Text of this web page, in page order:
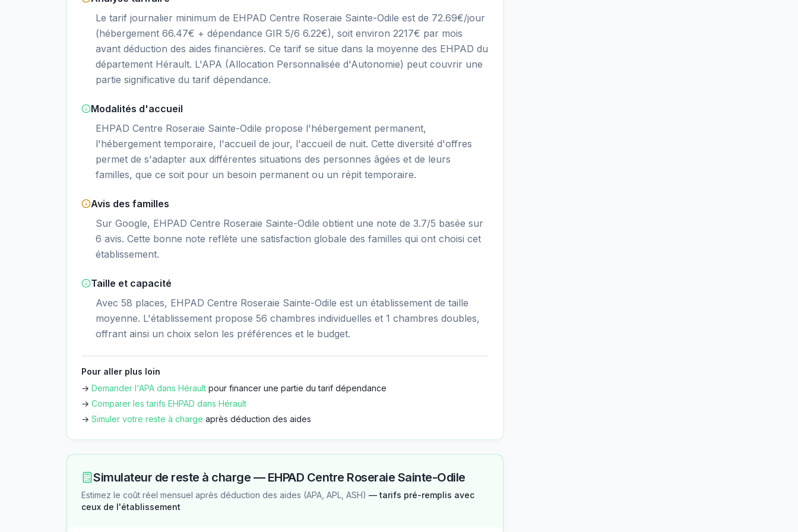
Le tarif journalier minimum de EHPAD Centre Roseraie Sainte-Odile est de 72.69€/jour
(hébergement 66.47€ + dépendance GIR 5/6 6.22€), soit environ 2217€ par mois
avant déduction des aides financières. Ce tarif se situe dans la moyenne des EHPAD du
département Hérault. L'APA (Allocation Personnalisée d'Autonomie) peut couvrir une
partie significative du tarif dépendance.
Modalités d'accueil
EHPAD Centre Roseraie Sainte-Odile propose l'hébergement permanent,
l'hébergement temporaire, l'accueil de jour, l'accueil de nuit. Cette diversité d'offres
permet de s'adapter aux différentes situations des personnes âgées et de leurs
familles, que ce soit pour un besoin permanent ou un répit temporaire.
Avis des familles
Sur Google, EHPAD Centre Roseraie Sainte-Odile obtient une note de 3.7/5 basée sur
6 avis. Cette bonne note reflète une satisfaction globale des familles qui ont choisi cet
établissement.
Taille et capacité
Avec 58 places, EHPAD Centre Roseraie Sainte-Odile est un établissement de taille
moyenne. L'établissement propose 56 chambres individuelles et 1 chambres doubles,
offrant ainsi un choix selon les préférences et le budget.
Pour aller plus loin
→ Demander l'APA dans Hérault pour financer une partie du tarif dépendance
→ Comparer les tarifs EHPAD dans Hérault
→ Simuler votre reste à charge après déduction des aides
Simulateur de reste à charge — EHPAD Centre Roseraie Sainte-Odile
Estimez le coût réel mensuel après déduction des aides (APA, APL, ASH) — tarifs pré-remplis avec
ceux de l'établissement